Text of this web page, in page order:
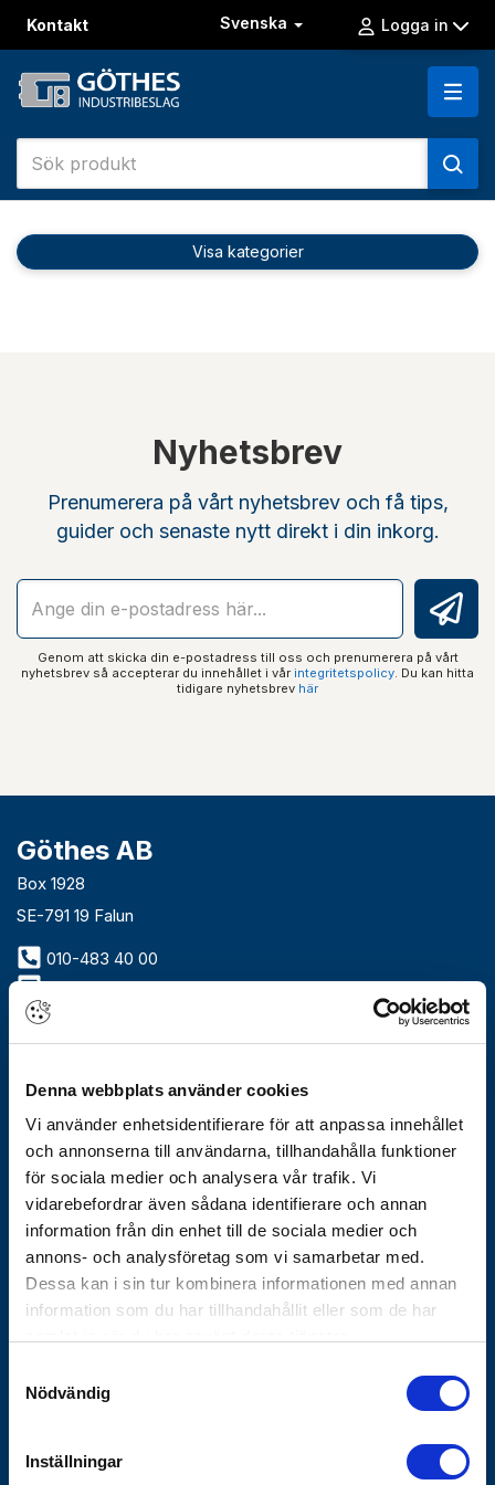
Denna webbplats använder cookies
Vi använder enhetsidentifierare för att anpassa innehållet
och annonserna till användarna, tillhandahålla funktioner
för sociala medier och analysera vår trafik. Vi
vidarebefordrar även sådana identifierare och annan
information från din enhet till de sociala medier och
annons- och analysföretag som vi samarbetar med.
Dessa kan i sin tur kombinera informationen med annan
information som du har tillhandahållit eller som de har
Nödvändig
Inställningar
Kontakt Svenska Logga in
Visa kategorier
Nyhetsbrev
Prenumerera på vårt nyhetsbrev och få tips,
guider och senaste nytt direkt i din inkorg.
Genom att skicka din e-postadress till oss och prenumerera på vårt
nyhetsbrev så accepterar du innehållet i vår integritetspolicy. Du kan hitta
tidigare nyhetsbrev här
Göthes AB
Box 1928
SE-791 19 Falun
010-483 40 00
info@gothes.se
Vårt erbjudande
Historik
Nyhetsbrev
Varför Göthes
Våra varumärken
Koncernbolag
Försäljnings- och leveransvillkor